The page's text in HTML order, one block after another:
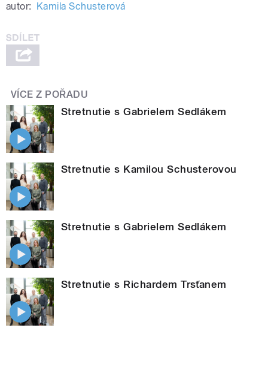
autor: Kamila Schusterová
VÍCE Z POŘADU
Stretnutie s Gabrielem Sedlákem
Stretnutie s Kamilou Schusterovou
Stretnutie s Gabrielem Sedlákem
Stretnutie s Richardem Trsťanem